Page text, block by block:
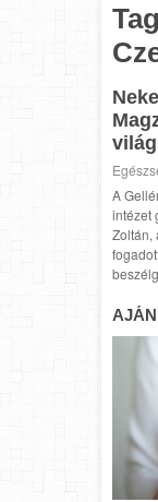
A
intézet
Zoltán,